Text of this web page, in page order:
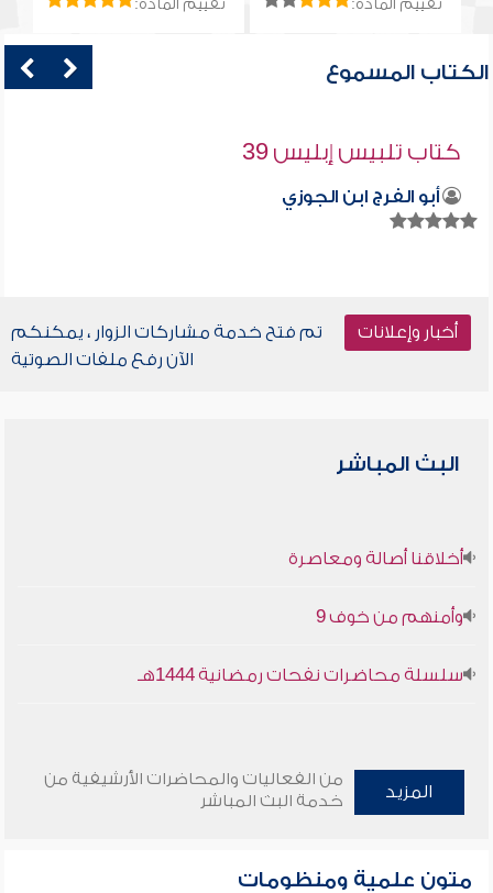
تقييم المادة: تقييم المادة:
الكتاب المسموع
كتاب تلبيس إبليس 39
أبو الفرج ابن الجوزي
أخبار وإعلانات
تم فتح خدمة مشاركات الزوار ، يمكنكم
الآن رفع ملفات الصوتية
البث المباشر
أخلاقنا أصالة ومعاصرة
وأمنهم من خوف 9
سلسلة محاضرات نفحات رمضانية 1444هـ
المزيد
من الفعاليات والمحاضرات الأرشيفية من
خدمة البث المباشر
متون علمية ومنظومات